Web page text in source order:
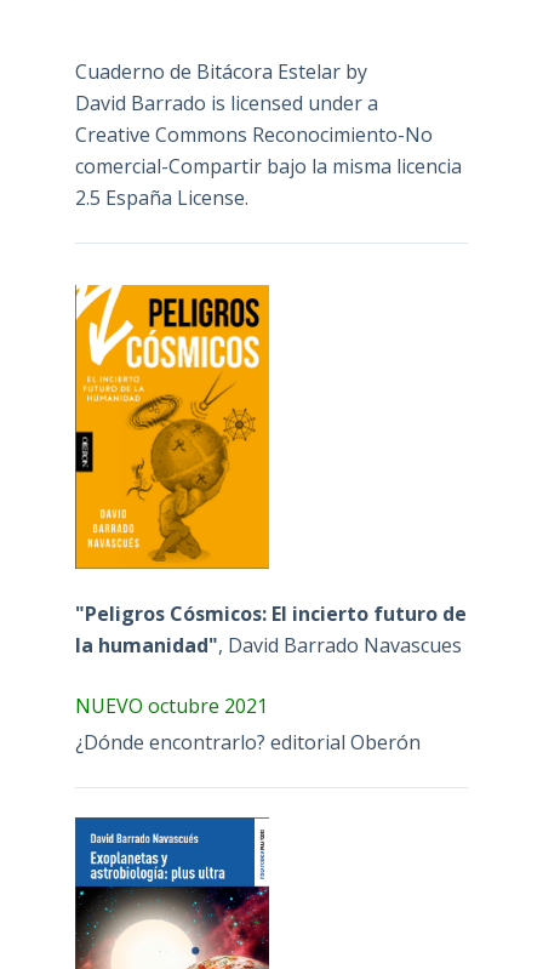
Cuaderno de Bitácora Estelarby
David Barrado is licensed under a
Creative Commons Reconocimiento-No
comercial-Compartir bajo la misma licencia
2.5 España License.
"Peligros Cósmicos: El incierto futuro de
la humanidad", David Barrado Navascues
NUEVO octubre 2021
¿Dónde encontrarlo? editorial Oberón